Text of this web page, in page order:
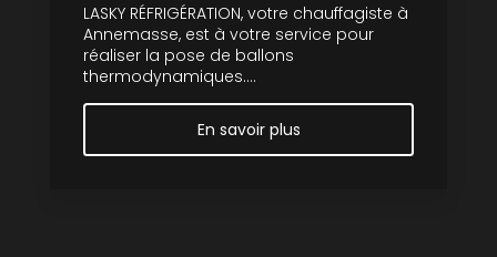
LASKY RÉFRIGÉRATION, votre chauffagiste à
Annemasse, est à votre service pour
réaliser la pose de ballons
thermodynamiques....
En savoir plus